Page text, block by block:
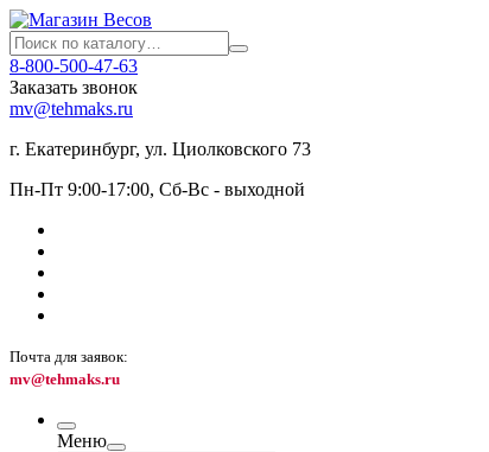
8-800-500-47-63
Заказать звонок
mv@tehmaks.ru
г. Екатеринбург, ул. Циолковского 73
Пн-Пт 9:00-17:00, Сб-Вс - выходной
Почта для заявок:
mv@tehmaks.ru
Меню